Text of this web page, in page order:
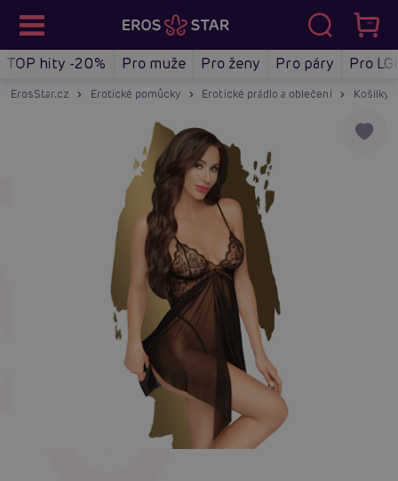
TOP hity -20% Pro muže Pro ženy Pro páry Pro
ErosStar.cz Erotické pomůcky Erotické prádlo a oblečení Košilky